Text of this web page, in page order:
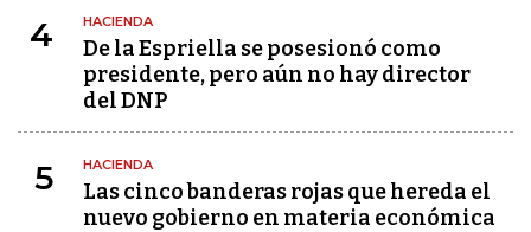
4 HACIENDA
De la Espriella se posesionó como
presidente, pero aún no hay director
del DNP
5 HACIENDA
Las cinco banderas rojas que hereda el
nuevo gobierno en materia económica